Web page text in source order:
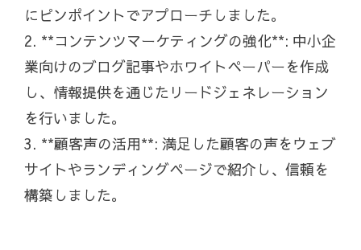
にピンポイントでアプローチしました。
2. **コンテンツマーケティングの強化**: 中小企
業向けのブログ記事やホワイトペーパーを作成
し、情報提供を通じたリードジェネレーション
を行いました。
3. **顧客声の活用**: 満足した顧客の声をウェブ
サイトやランディングページで紹介し、信頼を
構築しました。